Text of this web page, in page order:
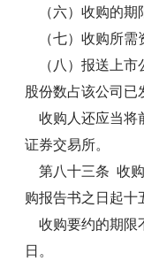
（六）收购的期
（七）收购所需
（八）报送上市
股份数占该公司已
收购人还应当将
证券交易所。
第八十三条 收
购报告书之日起十
收购要约的期限
日。